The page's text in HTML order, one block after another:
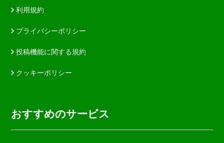
利用規約
プライバシーポリシー
投稿機能に関する規約
クッキーポリシー
おすすめのサービス